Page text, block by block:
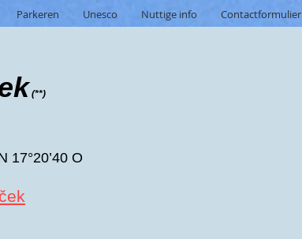
Parkeren Unesco Nuttige info Contactformulier
(**)
17°20’40 O